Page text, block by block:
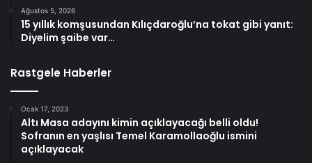
Ağustos 5, 2026
15 yıllık komşusundan Kılıçdaroğlu’na tokat gibi yanıt:
Diyelim şaibe var…
Rastgele Haberler
Ocak 17, 2023
Altı Masa adayını kimin açıklayacağı belli oldu!
Sofranın en yaşlısı Temel Karamollaoğlu ismini
açıklayacak